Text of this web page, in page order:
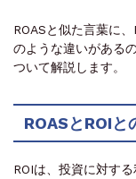
ROASと似た言葉に
のような違いがある
ついて解説します。
ROASとROIと
ROIは、投資に対す